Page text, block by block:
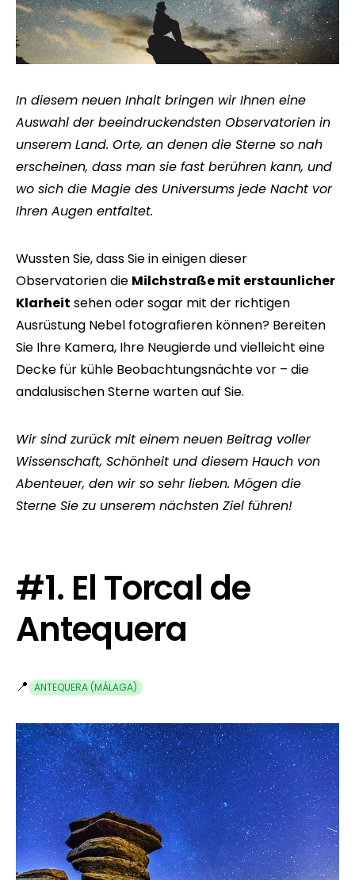
In diesem neuen Inhalt bringen wir Ihnen eine
Auswahl der beeindruckendsten Observatorien in
unserem Land. Orte, an denen die Sterne so nah
erscheinen, dass man sie fast berühren kann, und
wo sich die Magie des Universums jede Nacht vor
Ihren Augen entfaltet.
Wussten Sie, dass Sie in einigen dieser
Observatorien die Milchstraße mit erstaunlicher
Klarheit sehen oder sogar mit der richtigen
Ausrüstung Nebel fotografieren können? Bereiten
Sie Ihre Kamera, Ihre Neugierde und vielleicht eine
Decke für kühle Beobachtungsnächte vor – die
andalusischen Sterne warten auf Sie.
Wir sind zurück mit einem neuen Beitrag voller
Wissenschaft, Schönheit und diesem Hauch von
Abenteuer, den wir so sehr lieben. Mögen die
Sterne Sie zu unserem nächsten Ziel führen!
#1. El Torcal de
Antequera
📍 ANTEQUERA (MÁLAGA)